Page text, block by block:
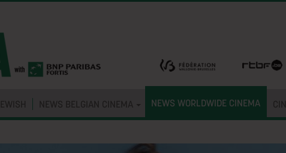
NEWS BELGIAN CINEMA NEWS WORLDWIDE CINEMA